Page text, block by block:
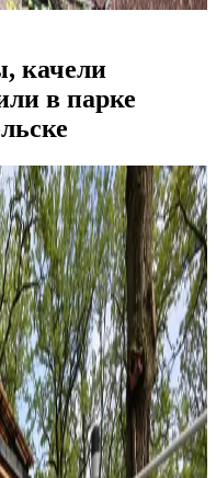
качели
в парке